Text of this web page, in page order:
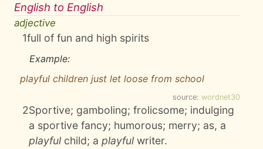
English to English
adjective
1full of fun and high spirits
Example:
playful children just let loose from school
source: wordnet30
2Sportive; gamboling; frolicsome; indulging
a sportive fancy; humorous; merry; as, a
playful child; aplayful writer.